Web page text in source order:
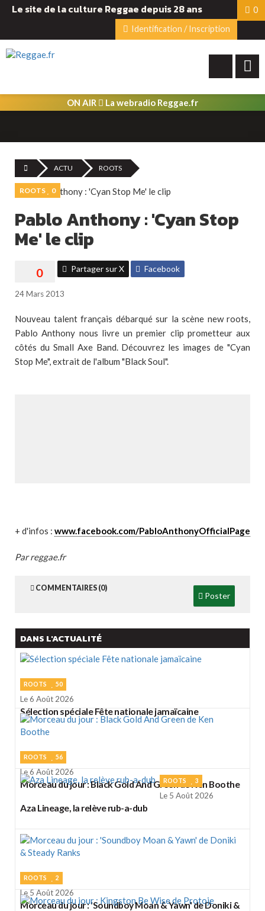
Le site de la culture Reggae depuis 28 ans
0
Identification / Inscription
ON AIR La webradio Reggae.fr
ACTU ROOTS
ROOTS 0
Pablo Anthony : 'Cyan Stop
Me' le clip
Partager sur X Facebook
24 Mars 2013
Nouveau talent français débarqué sur la scène new roots,
Pablo Anthony nous livre un premier clip prometteur aux
côtés du Small Axe Band. Découvrez les images de "Cyan
Stop Me", extrait de l'album "Black Soul".
+ d'infos : www.facebook.com/PabloAnthonyOfficialPage
Par reggae.fr
COMMENTAIRES (0)
Poster
DANS L'ACTUALITÉ
ROOTS 50
Le 6 Août 2026
Sélection spéciale Fête nationale jamaïcaine
ROOTS 56
Le 6 Août 2026
Morceau du jour : Black Gold And Green de Ken Boothe
ROOTS 3
Le 5 Août 2026
Aza Lineage, la relève rub-a-dub
ROOTS 2
Le 5 Août 2026
Morceau du jour : 'Soundboy Moan & Yawn' de Doniki &